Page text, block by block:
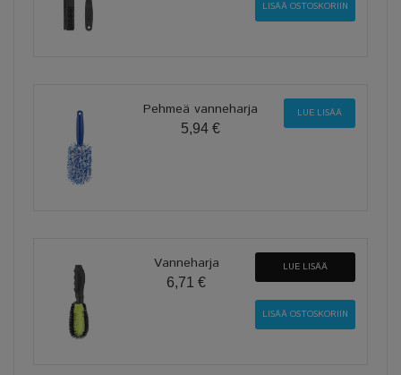
Pehmeä vanneharja
5,94 €
LUE LISÄÄ
Vanneharja
6,71 €
LUE LISÄÄ